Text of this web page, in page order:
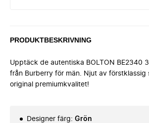
PRODUKTBESKRIVNING
Upptäck de autentiska BOLTON BE2340
från Burberry för män. Njut av förstklassig
original premiumkvalitet!
Designer färg: Grön